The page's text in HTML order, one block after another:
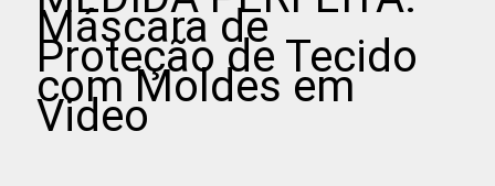
Máscara de
Proteção de Tecido
com Moldes em
Video